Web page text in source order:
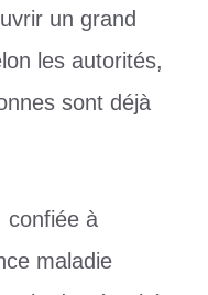
un grand
les autorités,
sont déjà
confiée à
maladie